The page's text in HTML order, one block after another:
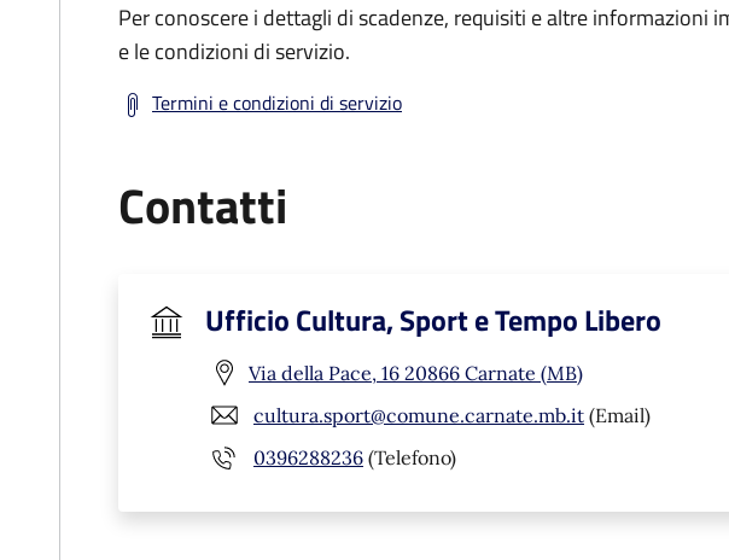
Per conoscere i dettagli di scadenze, requisiti e altre informazioni
e le condizioni di servizio.
Termini e condizioni di servizio
Contatti
Ufficio Cultura, Sport e Tempo Libero
Via della Pace, 16 20866 Carnate (MB)
cultura.sport@comune.carnate.mb.it (Email)
0396288236 (Telefono)